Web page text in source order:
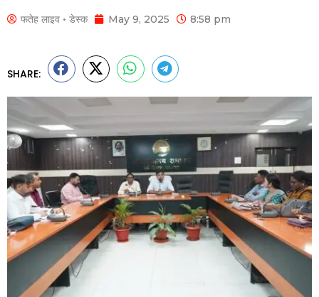
फतेह लाइव • डेस्क May 9, 2025 8:58 pm
SHARE: